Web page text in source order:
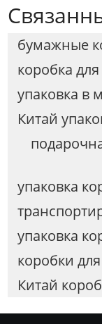
бумажные
коробка
упаковка в
Китай
упаковка
упаковка
коробки
Китай